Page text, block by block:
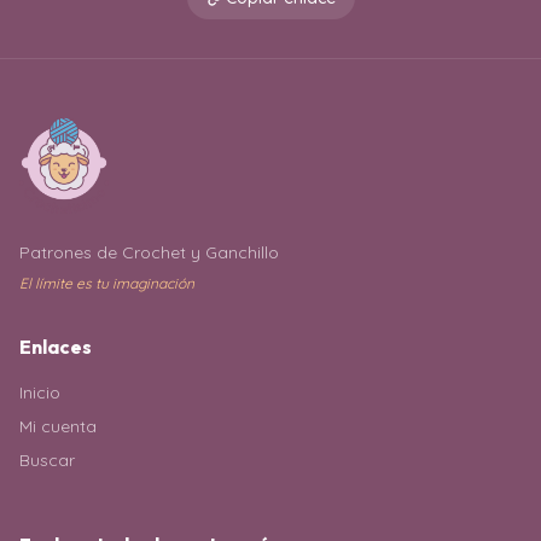
Patrones de Crochet y Ganchillo
El límite es tu imaginación
Enlaces
Inicio
Mi cuenta
Buscar